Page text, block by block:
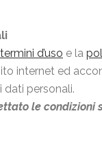
termini d’uso e la
internet ed
personali.
le condizioni